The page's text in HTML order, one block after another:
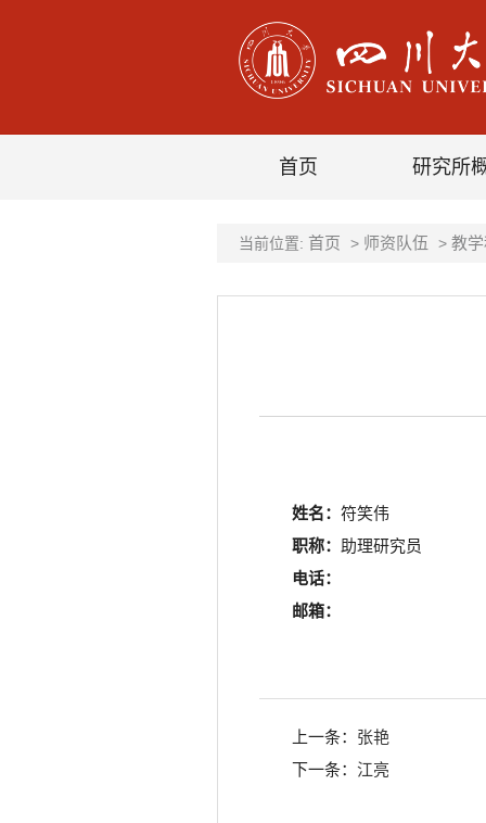
首页 研究所
当前位置: 首页 > 师资队伍 > 教
姓名： 符笑伟
职称：
助理研究员
电话：
邮箱：
上一条： 张艳
下一条： 江亮